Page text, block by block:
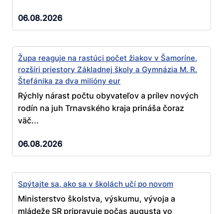
06.08.2026
Župa reaguje na rastúci počet žiakov v Šamoríne,
rozšíri priestory Základnej školy a Gymnázia M. R.
Štefánika za dva milióny eur
Rýchly nárast počtu obyvateľov a prílev nových
rodín na juh Trnavského kraja prináša čoraz
väč...
06.08.2026
Spýtajte sa, ako sa v školách učí po novom
Ministerstvo školstva, výskumu, vývoja a
mládeže SR pripravuje počas augusta vo